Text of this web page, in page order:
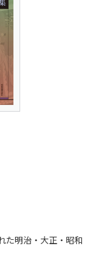
た明治・大正・昭和